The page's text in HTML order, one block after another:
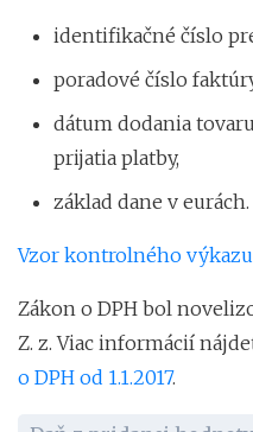
identifikačné číslo
poradové číslo
dátum dodania
prijatia platby,
základ dane v eurách.
Vzor kontrolného výkazu
Zákon o DPH bol
Z. z. Viac informácií
o DPH od 1.1.2017.